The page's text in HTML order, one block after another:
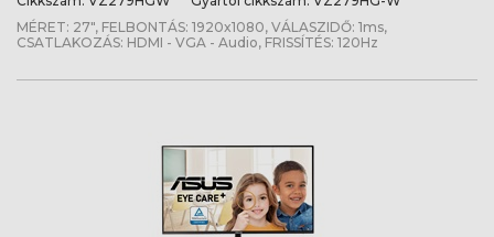
MÉRET: 27", FELBONTÁS: 1920x1080, VÁLASZIDŐ: 1ms,
CSATLAKOZÁS: HDMI - VGA - Audio, FRISSÍTÉS: 120Hz